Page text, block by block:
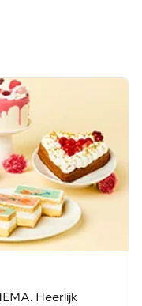
Heerlijk